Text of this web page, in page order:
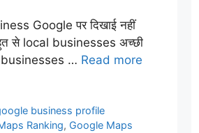
Google पर दिखाई नहीं
से local businesses अच्छी
businesses … Read more
business profile
Ranking, Google Maps